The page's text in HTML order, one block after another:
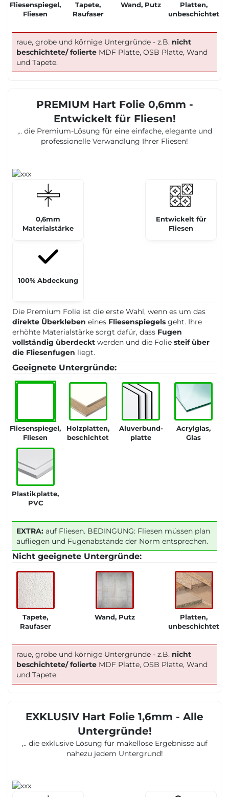
Fliesenspiegel,
Fliesen
Tapete,
Raufaser
Wand, Putz
Platten,
unbeschichtet
raue, grobe und körnige Untergründe - z.B. nicht
beschichtete/ folierte MDF Platte, OSB Platte, Wand
und Tapete.
PREMIUM Hart Folie 0,6mm -
Entwickelt für Fliesen!
,.. die Premium-Lösung für eine einfache, elegante und
professionelle Verwandlung Ihrer Fliesen!
0,6mm
Materialstärke
Entwickelt für
Fliesen
100% Abdeckung
Die Premium Folie ist die erste Wahl, wenn es um das
direkte Überkleben eines Fliesenspiegels geht. Ihre
erhöhte Materialstärke sorgt dafür, dass Fugen
vollständig überdeckt werden und die Folie steif über
die Fliesenfugen liegt.
Geeignete Untergründe:
Fliesenspiegel,
Fliesen
Holzplatten,
beschichtet
Aluverbund-
platte
Acrylglas,
Glas
Plastikplatte,
PVC
EXTRA: auf Fliesen. BEDINGUNG: Fliesen müssen plan
aufliegen und Fugenabstände der Norm entsprechen.
Nicht geeignete Untergründe:
Tapete,
Raufaser
Wand, Putz
Platten,
unbeschichtet
raue, grobe und körnige Untergründe - z.B. nicht
beschichtete/ folierte MDF Platte, OSB Platte, Wand
und Tapete.
EXKLUSIV Hart Folie 1,6mm - Alle
Untergründe!
,.. die exklusive Lösung für makellose Ergebnisse auf
nahezu jedem Untergrund!